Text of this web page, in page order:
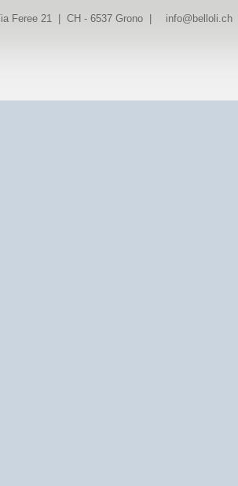
Feree 21 | CH - 6537 Grono | info@belloli.ch